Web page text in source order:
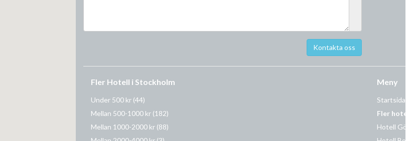
Fler Hotell i Stockholm
Under 500 kr (44)
Mellan 500-1000 kr (182)
Mellan 1000-2000 kr (88)
Meny
Startsida
Fler hotell
Hotell